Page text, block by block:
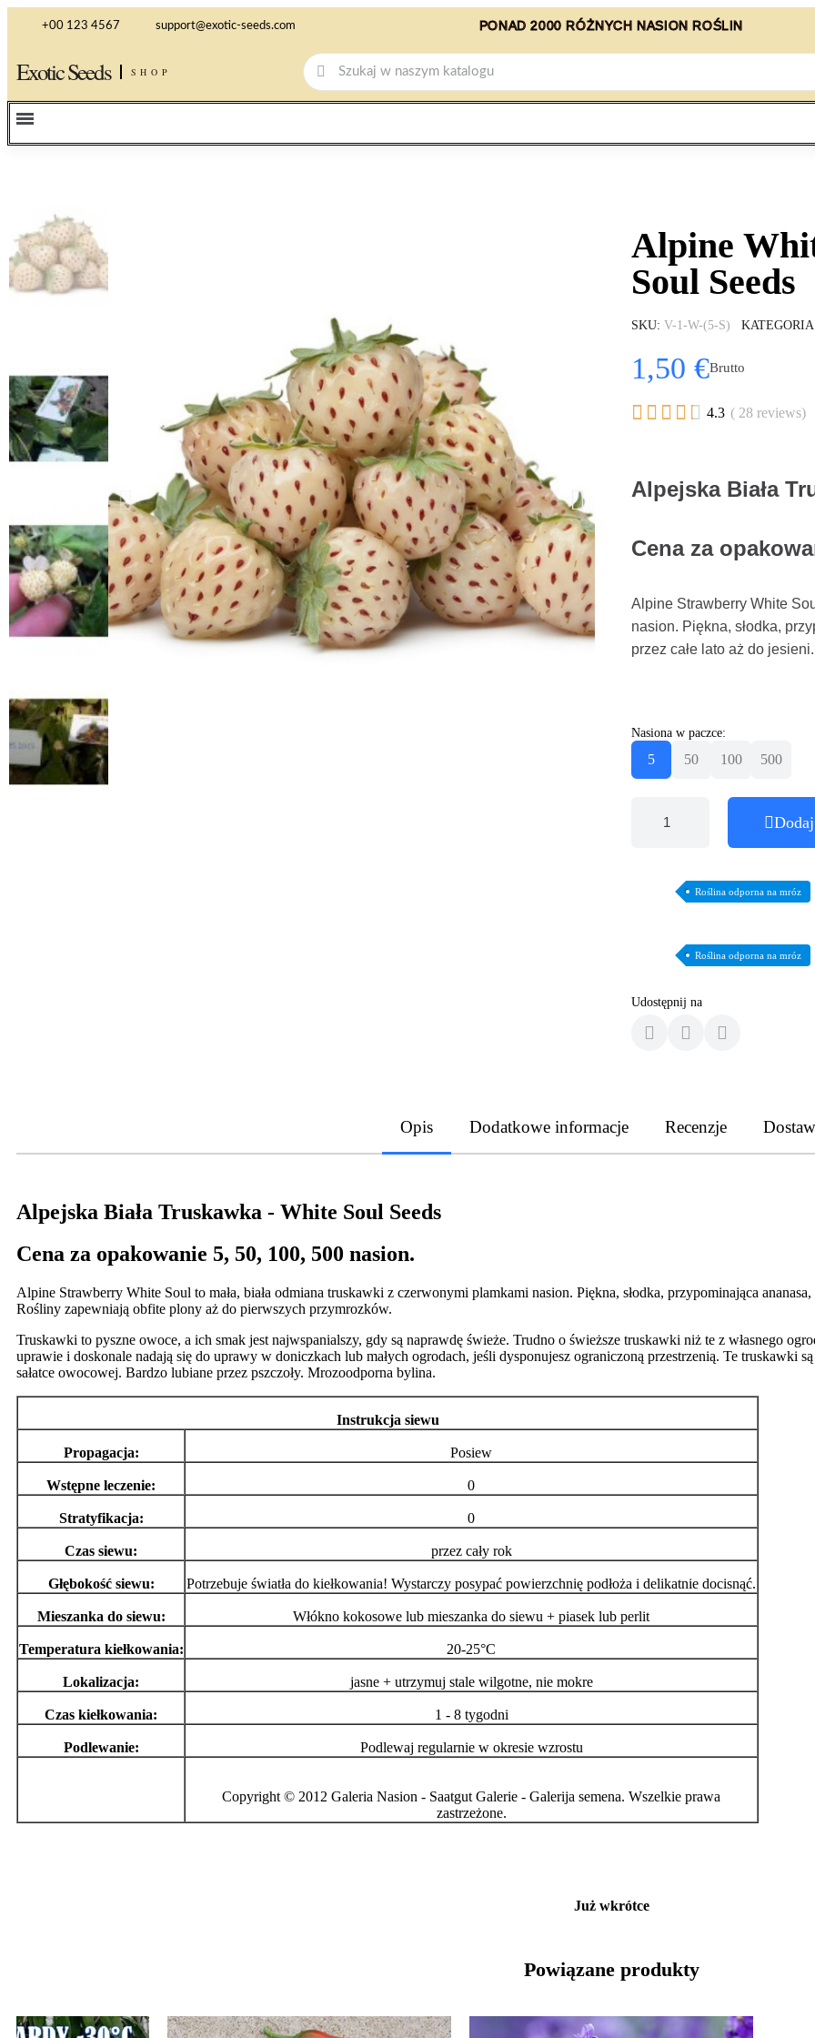
+00 123 4567 support@exotic-seeds.com PONAD 2000 RÓŻNYCH NASION ROŚLIN
Exotic Seeds SHOP
Alpine
Soul Seeds
SKU V-1-W-(5-S) KATEGORIA
1,50 €Brutto
     4.3 ( 28 reviews)
Alpejska Biała
Cena za
Alpine Strawberry White
nasion. Piękna, słodka,
przez całe lato aż do
Nasiona w paczce:
5 50 100 500
Roślina odporna na mróz
Roślina odporna na mróz
Udostępnij na
Opis Dodatkowe informacje Recenzje
Alpejska Biała Truskawka - White Soul Seeds
Cena za opakowanie 5, 50, 100, 500 nasion.
Alpine Strawberry White Soul to mała, biała odmiana truskawki z czerwonymi plamkami nasion. Piękna, słodka, przypominająca
Rośliny zapewniają obfite plony aż do pierwszych przymrozków.
Truskawki to pyszne owoce, a ich smak jest najwspanialszy, gdy są naprawdę świeże. Trudno o świeższe truskawki niż te z własnego
uprawie i doskonale nadają się do uprawy w doniczkach lub małych ogrodach, jeśli dysponujesz ograniczoną przestrzenią. Te truskawki
sałatce owocowej. Bardzo lubiane przez pszczoły. Mrozoodporna bylina.
Instrukcja siewu
Propagacja: Posiew
Wstępne leczenie: 0
Stratyfikacja: 0
Czas siewu: przez cały rok
Głębokość siewu: Potrzebuje światła do kiełkowania! Wystarczy posypać powierzchnię podłoża i delikatnie docisnąć.
Mieszanka do siewu: Włókno kokosowe lub mieszanka do siewu + piasek lub perlit
Temperatura kiełkowania: 20-25°C
Lokalizacja: jasne + utrzymuj stale wilgotne, nie mokre
Czas kiełkowania: 1 - 8 tygodni
Podlewanie: Podlewaj regularnie w okresie wzrostu
Copyright © 2012 Galeria Nasion - Saatgut Galerie - Galerija semena. Wszelkie prawa
zastrzeżone.
Już wkrótce
Powiązane produkty